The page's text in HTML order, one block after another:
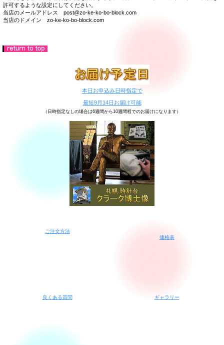
許可するような設定にしてください。
当店のメールアドレス post@zo-ke-ko-bo-block.com
当店のドメイン zo-ke-ko-bo-block.com
本日お申込み日時指定で
最短9月14日お届け可能
（日時指定なしの場合は6週間から10週間程でのお届けになります）
ご注文方法
価格表
良くある質問 ギャラリー